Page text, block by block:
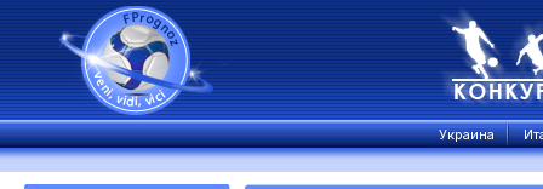
Украина